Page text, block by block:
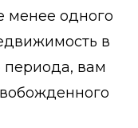
менее одного
в
периода, вам